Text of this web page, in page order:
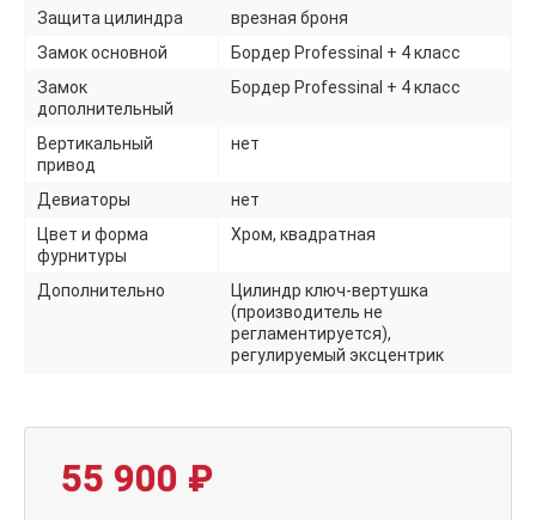
Защита цилиндра
врезная броня
Замок основной
Бордер Professinal + 4 класс
Замок
дополнительный
Бордер Professinal + 4 класс
Вертикальный
привод
нет
Девиаторы
нет
Цвет и форма
фурнитуры
Хром, квадратная
Дополнительно
Цилиндр ключ-вертушка
(производитель не
регламентируется),
регулируемый эксцентрик
55 900 ₽